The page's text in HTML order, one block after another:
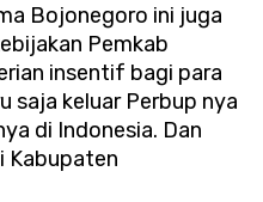
Bojonegoro ini juga
Pemkab
insentif bagi para
saja keluar Perbup nya
di Indonesia. Dan
Kabupaten